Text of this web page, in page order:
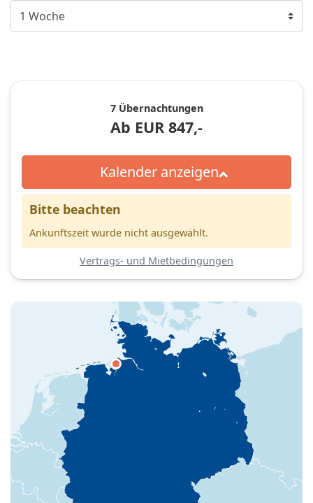
7 Übernachtungen
Ab EUR 847,-
Kalender anzeigen
Bitte beachten
Ankunftszeit wurde nicht ausgewählt.
Vertrags- und Mietbedingungen